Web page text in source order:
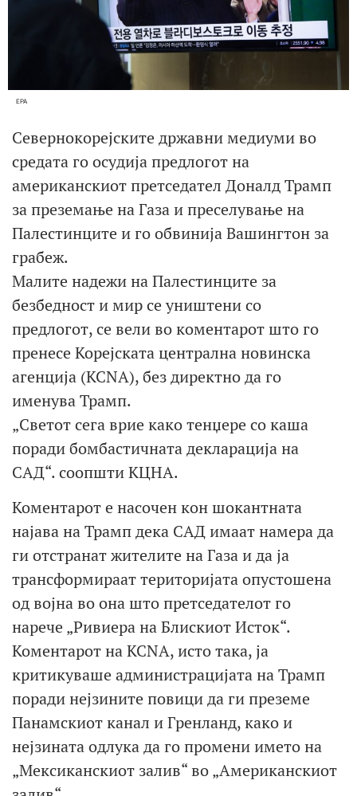
EPA
Севернокорејските државни медиуми во
средата го осудија предлогот на
американскиот претседател Доналд Трамп
за преземање на Газа и преселување на
Палестинците и го обвинија Вашингтон за
грабеж.
Малите надежи на Палестинците за
безбедност и мир се уништени со
предлогот, се вели во коментарот што го
пренесе Корејската централна новинска
агенција (KCNA), без директно да го
именува Трамп.
„Светот сега врие како тенџере со каша
поради бомбастичната декларација на
САД“. соопшти КЦНА.
Коментарот е насочен кон шокантната
најава на Трамп дека САД имаат намера да
ги отстранат жителите на Газа и да ја
трансформираат територијата опустошена
од војна во она што претседателот го
нарече „Ривиера на Блискиот Исток“.
Коментарот на KCNA, исто така, ја
критикуваше администрацијата на Трамп
поради нејзините повици да ги преземе
Панамскиот канал и Гренланд, како и
нејзината одлука да го промени името на
„Мексиканскиот залив“ во „Американскиот